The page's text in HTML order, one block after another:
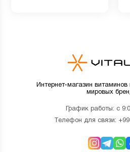
продукты или соя, 30
Интернет-магазин
мировых
График работы: с
Телефон для связи: